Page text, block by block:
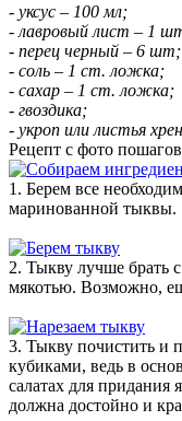
- уксус – 100 мл;
- лавровый лист – 1
- перец черный – 6 шт;
- соль – 1 ст. ложка;
- сахар – 1 ст. ложка;
- гвоздика;
- укроп или листья
Рецепт с фото
1. Берем все
маринованной тыквы.
2. Тыкву лучше брать
мякотью. Возможно,
3. Тыкву почистить и
кубиками, ведь в
салатах для придания
должна достойно и